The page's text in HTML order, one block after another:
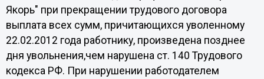
Якорь" при прекращении трудового договора
выплата всех сумм, причитающихся уволенному
22.02.2012 года работнику, произведена позднее
дня увольнения,чем нарушена ст. 140 Трудового
кодекса РФ. При нарушении работодателем